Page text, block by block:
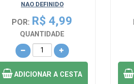
NAO DEFINIDO
POR: R$ 4,99
QUANTIDADE
ADICIONARA CESTA